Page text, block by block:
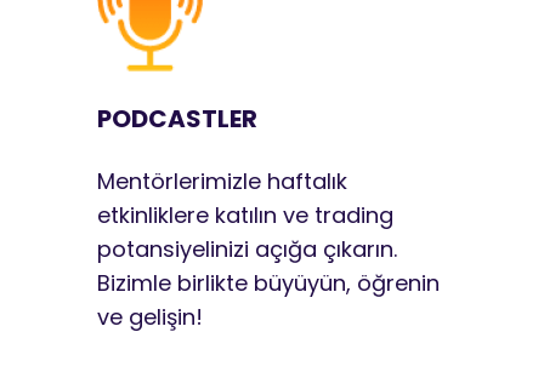
PODCASTLER
Mentörlerimizle haftalık
etkinliklere katılın ve trading
potansiyelinizi açığa çıkarın.
Bizimle birlikte büyüyün, öğrenin
ve gelişin!